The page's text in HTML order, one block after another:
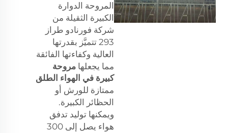
المروحة الدوارة
الكبيرة الثقيلة من
شركة فورنادو طراز
293 تتميَّز بقدرتها
العالية وكفاءتها الفائقة
مما يجعلها مروحة
كبيرة في الهواء الطلق
ممتازة للورش أو
الحظائر الكبيرة.
ويمكنها توليد تدفق
هواء يصل إلى 300